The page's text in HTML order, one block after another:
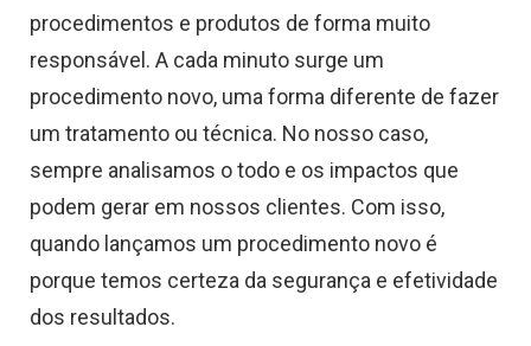
procedimentos e produtos de forma muito
responsável. A cada minuto surge um
procedimento novo, uma forma diferente de fazer
um tratamento ou técnica. No nosso caso,
sempre analisamos o todo e os impactos que
podem gerar em nossos clientes. Com isso,
quando lançamos um procedimento novo é
porque temos certeza da segurança e efetividade
dos resultados.